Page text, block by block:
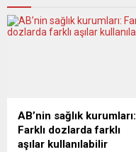
AB’nin sağlık kurumları:
Farklı dozlarda farklı
aşılar kullanılabilir